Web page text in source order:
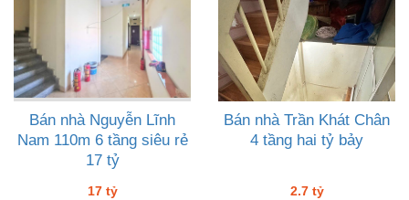
Bán nhà Nguyễn Lĩnh
Nam 110m 6 tầng siêu rẻ
17 tỷ
17 tỷ
Bán nhà Trần Khát Chân
4 tầng hai tỷ bảy
2.7 tỷ